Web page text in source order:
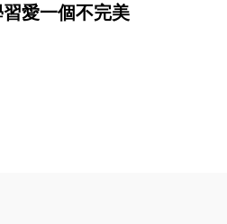
愛一個不完美